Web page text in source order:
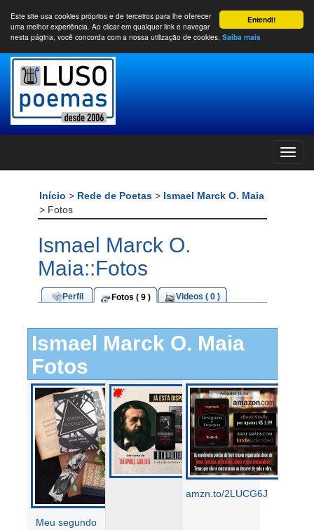
Entendi!
Este site usa cookies próprios e de terceiros para lhe oferecer
uma melhor experiência. Ao clicar em qualquer link e navegar
nesta página, você concorda com a nossa utilização de cookies. Saiba mais
Início > Rede de Poetas > Ismael Marck O. Maia
> Fotos
Ismael Marck O.
Maia::Fotos
Perfil Fotos ( 9 ) Videos ( 0 )
Ismael Marck O. Maia
Fotos
Meu segundo
amzn.to/2LUCG6J